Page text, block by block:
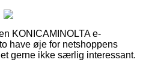
KONICAMINOLTA e-
have øje for netshoppens
gerne ikke særlig interessant.